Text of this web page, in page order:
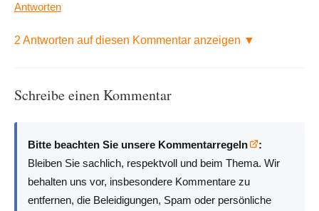
Antworten
2 Antworten auf diesen Kommentar anzeigen ▼
Schreibe einen Kommentar
Bitte beachten Sie unsere Kommentarregeln
:
Bleiben Sie sachlich, respektvoll und beim Thema. Wir
behalten uns vor, insbesondere Kommentare zu
entfernen, die Beleidigungen, Spam oder persönliche